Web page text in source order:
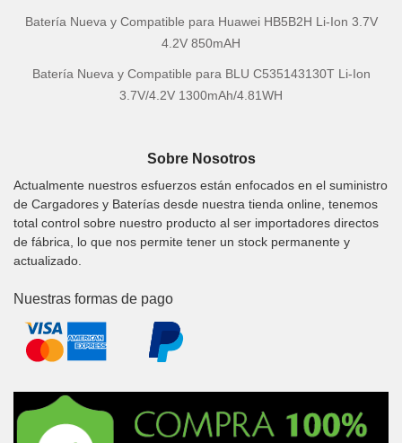
Batería Nueva y Compatible para Huawei HB5B2H Li-Ion 3.7V
4.2V 850mAH
Batería Nueva y Compatible para BLU C535143130T Li-Ion
3.7V/4.2V 1300mAh/4.81WH
Sobre Nosotros
Actualmente nuestros esfuerzos están enfocados en el suministro
de Cargadores y Baterías desde nuestra tienda online, tenemos
total control sobre nuestro producto al ser importadores directos
de fábrica, lo que nos permite tener un stock permanente y
actualizado.
Nuestras formas de pago